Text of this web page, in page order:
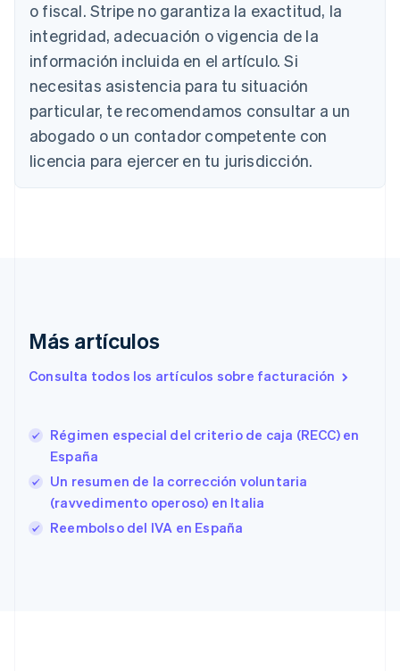
o fiscal. Stripe no garantiza la exactitud, la
integridad, adecuación o vigencia de la
información incluida en el artículo. Si
necesitas asistencia para tu situación
particular, te recomendamos consultar a un
abogado o un contador competente con
licencia para ejercer en tu jurisdicción.
Más artículos
Consulta todos los artículos sobre facturación
Régimen especial del criterio de caja (RECC) en
España
Un resumen de la corrección voluntaria
(ravvedimento operoso) en Italia
Reembolso del IVA en España
Austria
Bélgica
NederlandsFrançaisDeutschEnglish
Brasil
Português English
Bulgaria
English
Canadá
English Français
China continental
English
Eslovaquia
España
EspañolEnglish
Estados Unidos
Español 简体中文
English